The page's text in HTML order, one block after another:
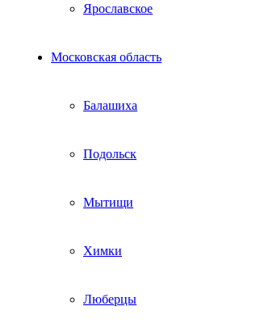
Ярославское
Московская область
Балашиха
Подольск
Мытищи
Химки
Люберцы